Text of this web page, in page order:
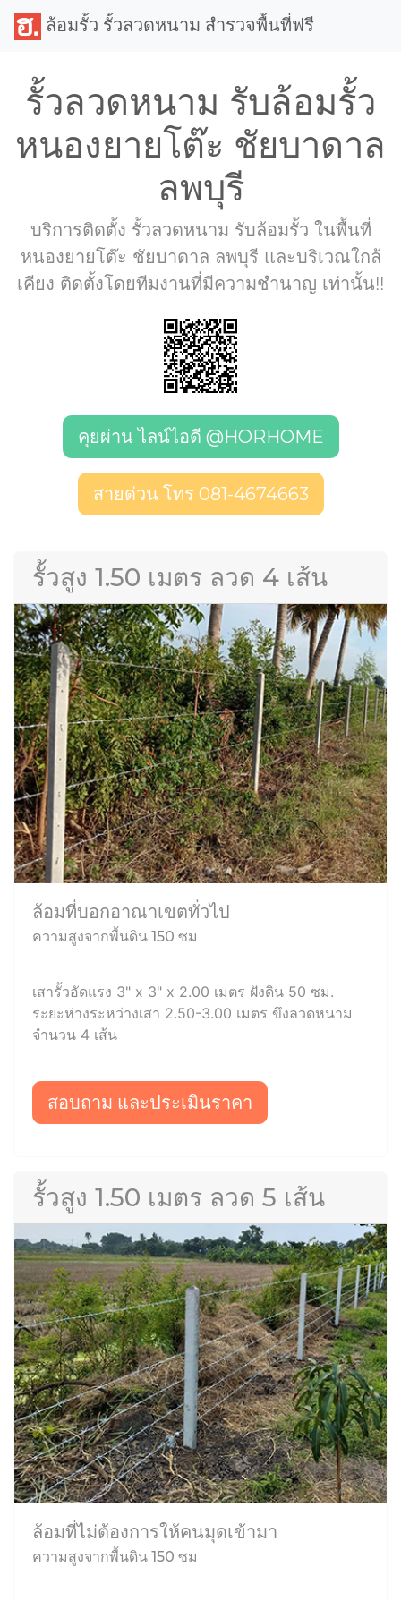
ล้อมรั้ว รั้วลวดหนาม สำรวจพื้นที่ฟรี
รั้วลวดหนาม รับล้อมรั้ว
หนองยายโต๊ะ ชัยบาดาล
ลพบุรี
บริการติดตั้ง รั้วลวดหนาม รับล้อมรั้ว ในพื้นที่
หนองยายโต๊ะ ชัยบาดาล ลพบุรี และบริเวณใกล้
เคียง ติดตั้งโดยทีมงานที่มีความชำนาญ เท่านั้น!!
คุยผ่าน ไลน์ไอดี @HORHOME
สายด่วน โทร 081-4674663
รั้วสูง 1.50 เมตร ลวด 4 เส้น
ล้อมที่บอกอาณาเขตทั่วไป
ความสูงจากพื้นดิน 150 ซม
เสารั้วอัดแรง 3" x 3" x 2.00 เมตร ฝังดิน 50 ซม.
ระยะห่างระหว่างเสา 2.50-3.00 เมตร ขึงลวดหนาม
จำนวน 4 เส้น
สอบถาม และประเมินราคา
รั้วสูง 1.50 เมตร ลวด 5 เส้น
ล้อมที่ไม่ต้องการให้คนมุดเข้ามา
ความสูงจากพื้นดิน 150 ซม